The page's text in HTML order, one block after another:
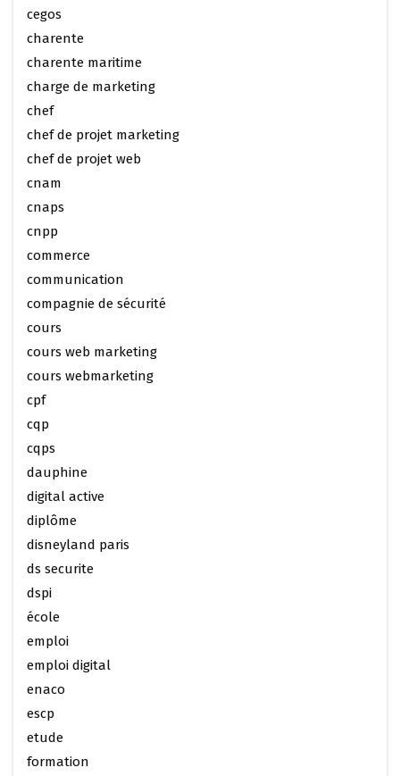
cegos
charente
charente maritime
charge de marketing
chef
chef de projet marketing
chef de projet web
cnam
cnaps
cnpp
commerce
communication
compagnie de sécurité
cours
cours web marketing
cours webmarketing
cpf
cqp
cqps
dauphine
digital active
diplôme
disneyland paris
ds securite
dspi
école
emploi
emploi digital
enaco
escp
etude
formation